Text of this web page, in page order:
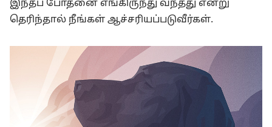
இந்தப் போதனை எங்கிருந்து வந்தது என்று
தெரிந்தால் நீங்கள் ஆச்சரியப்படுவீர்கள்.